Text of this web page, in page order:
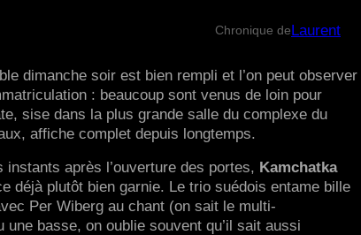
Chronique deLaurent
dimanche soir est bien rempli et l’on peut observer
: beaucoup sont venus de loin pour
sise dans la plus grande salle du complexe du
affiche complet depuis longtemps.
instants après l’ouverture des portes, Kamchatka
déjà plutôt bien garnie. Le trio suédois entame bille
Per Wiberg au chant (on sait le multi-
basse, on oublie souvent qu’il sait aussi